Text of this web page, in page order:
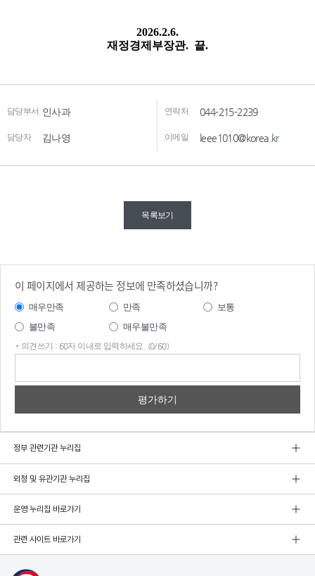
담당부서 인사과 연락처 044-215-2239
담당자 김나영 이메일 leee1010@korea.kr
목록보기
이 페이지에서 제공하는 정보에 만족하셨습니까?
매우만족 만족
보통
불만족
매우불만족
* 의견쓰기 : 60자 이내로 입력하세요. (0/60)
정부 관련기관 누리집
외청 및 유관기관 누리집
운영 누리집 바로가기
관련 사이트 바로가기